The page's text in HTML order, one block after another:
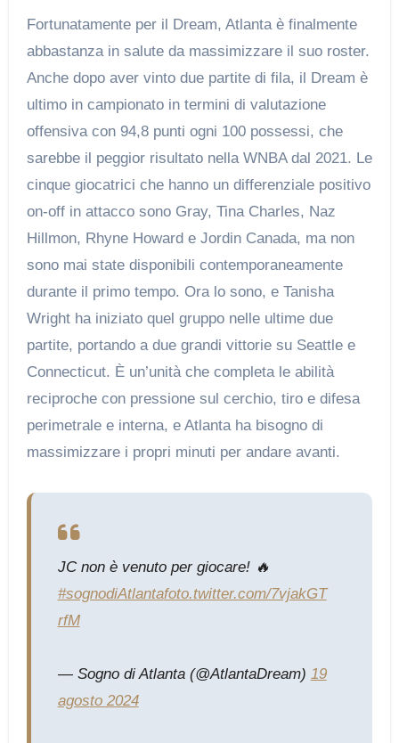
Fortunatamente per il Dream, Atlanta è finalmente
abbastanza in salute da massimizzare il suo roster.
Anche dopo aver vinto due partite di fila, il Dream è
ultimo in campionato in termini di valutazione
offensiva con 94,8 punti ogni 100 possessi, che
sarebbe il peggior risultato nella WNBA dal 2021. Le
cinque giocatrici che hanno un differenziale positivo
on-off in attacco sono Gray, Tina Charles, Naz
Hillmon, Rhyne Howard e Jordin Canada, ma non
sono mai state disponibili contemporaneamente
durante il primo tempo. Ora lo sono, e Tanisha
Wright ha iniziato quel gruppo nelle ultime due
partite, portando a due grandi vittorie su Seattle e
Connecticut. È un’unità che completa le abilità
reciproche con pressione sul cerchio, tiro e difesa
perimetrale e interna, e Atlanta ha bisogno di
massimizzare i propri minuti per andare avanti.
JC non è venuto per giocare! 🔥
#sognodiAtlantafoto.twitter.com/7vjakGT
rfM
— Sogno di Atlanta (@AtlantaDream) 19
agosto 2024